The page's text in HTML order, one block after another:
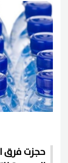
حجزت فرق